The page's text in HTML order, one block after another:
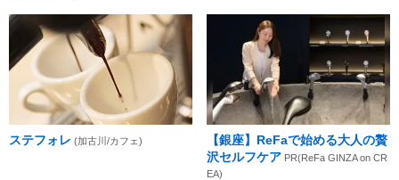
ステフォレ (加古川/カフェ)
【銀座】ReFaで始める大人の贅
沢セルフケア PR(ReFa GINZA on CR
EA)